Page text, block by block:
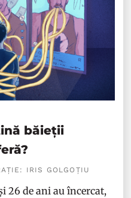
băieții
IRIS GOLGOȚIU
26 de ani au încercat,